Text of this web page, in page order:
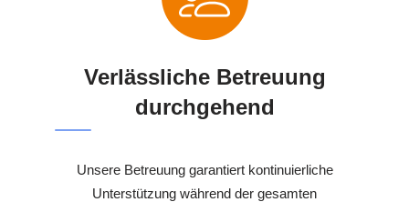
Verlässliche Betreuung
durchgehend
Unsere Betreuung garantiert kontinuierliche
Unterstützung während der gesamten